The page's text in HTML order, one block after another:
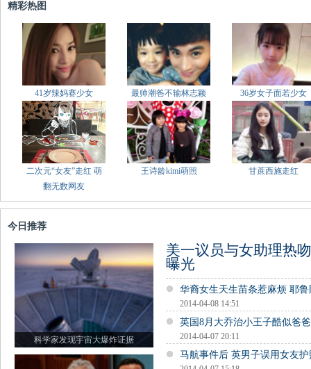
精彩热图
41岁辣妈赛少女 最帅潮爸不输林志颖 36岁女子面若少女
二次元“女友”走红 萌
翻无数网友
王诗龄kimi萌照 甘蔗西施走红
今日推荐
科学家发现宇宙大爆炸证据
美一议员与女助理热
曝光
华裔女生天生苗条惹麻烦 耶
2014-04-08 14:51
英国8月大乔治小王子酷似爸
2014-04-07 20:11
马航事件后 英男子误用女友